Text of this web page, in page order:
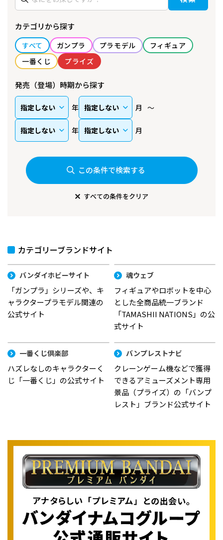
カテゴリから探す
すべて ガンプラ プラモデル
フィギュア
一番くじ
プライズ
発売（登場）時期から探す
年 月
年 月
この条件で検索する
すべての条件をクリア
カテゴリーブランドサイト
バンダイホビーサイト
「ガンプラ」シリーズや、キ
ャラクタープラモデル関連の
公式サイト
魂ウェブ
フィギュアやロボットを中心
とした全商品統一ブランド
「TAMASHII NATIONS」の公
式サイト
一番くじ倶楽部
ハズレなしのキャラクターく
じ「一番くじ」の公式サイト
バンプレストナビ
クレーンゲーム機などで獲得
できるアミューズメント専用
景品（プライズ）の「バンプ
レスト」ブランド公式サイト